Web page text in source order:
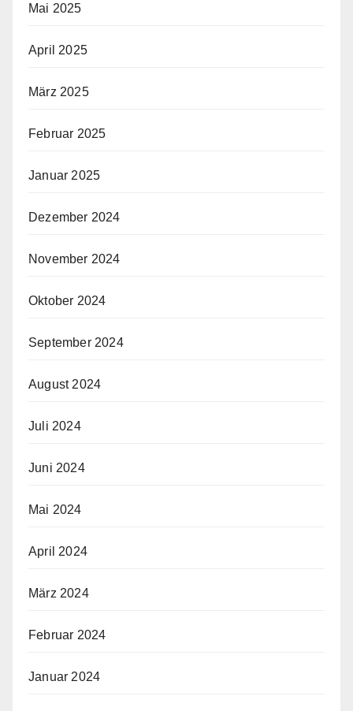
Mai 2025
April 2025
März 2025
Februar 2025
Januar 2025
Dezember 2024
November 2024
Oktober 2024
September 2024
August 2024
Juli 2024
Juni 2024
Mai 2024
April 2024
März 2024
Februar 2024
Januar 2024